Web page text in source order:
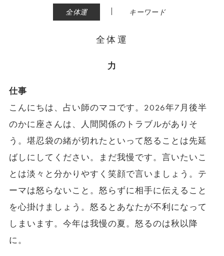
全体運 | キーワード
全体運
力
仕事
こんにちは、占い師のマコです。2026年7月後半
のかに座さんは、人間関係のトラブルがありそ
う。堪忍袋の緒が切れたといって怒ることは先延
ばしにしてください。まだ我慢です。言いたいこ
とは淡々と分かりやすく笑顔で言いましょう。テ
ーマは怒らないこと。怒らずに相手に伝えること
を心掛けましょう。怒るとあなたが不利になって
しまいます。今年は我慢の夏。怒るのは秋以降
に。